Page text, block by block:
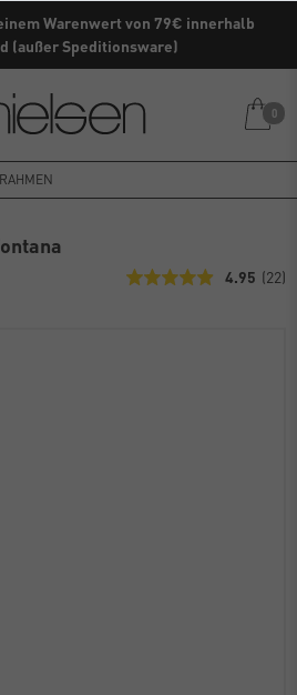
Warenwert von 79€ innerhalb
(außer Speditionsware)
vom Hersteller ✓
0
4.95 (22)